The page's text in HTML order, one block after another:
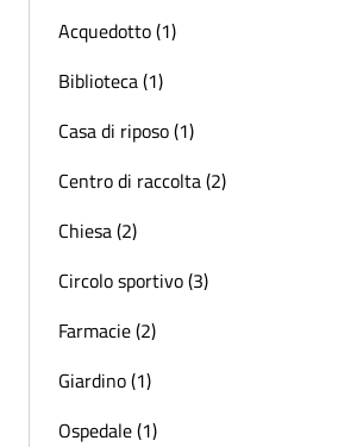
Acquedotto (1)
Biblioteca (1)
Casa di riposo (1)
Centro di raccolta (2)
Chiesa (2)
Circolo sportivo (3)
Farmacie (2)
Giardino (1)
Ospedale (1)